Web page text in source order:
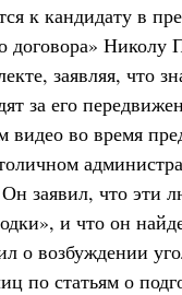
к кандидату в
договора»
заявляя, что
за его
видео во время
заявил, что эти
и что он
о возбуждении
по статьям о